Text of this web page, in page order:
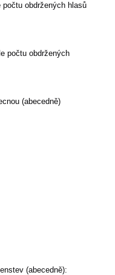
obdržených hlasů
počtu obdržených
(abecedně)
(abecedně):